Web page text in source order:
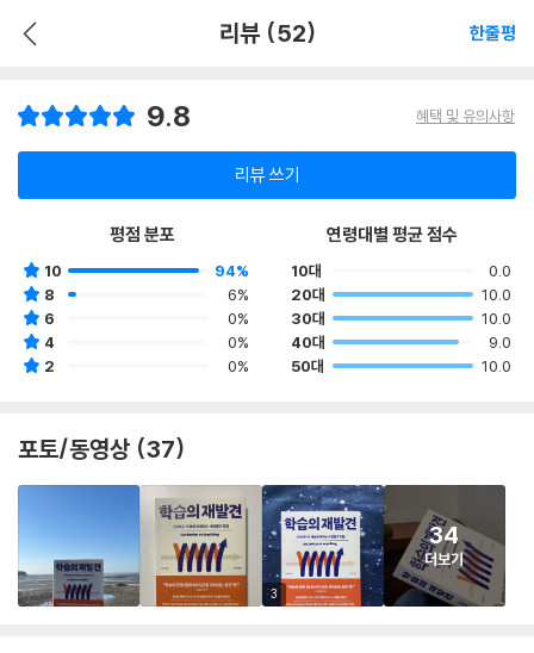
리뷰 (52) 한줄평
9.8 혜택 및 유의사항
리뷰 쓰기
평점 분포
10
94%
8
6%
6
0%
4
0%
2
0%
연령대별 평균 점수
10대
0.0
20대
10.0
30대
10.0
40대
9.0
50대
10.0
포토/동영상 (37)
3
34
더보기